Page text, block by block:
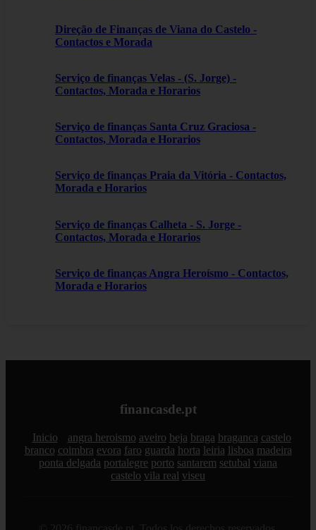
Direção de Finanças de Viana do Castelo -
Contactos e Morada
Serviço de finanças Velas - (S. Jorge) -
Contactos, Morada e Horarios
Serviço de finanças Santa Cruz Graciosa -
Contactos, Morada e Horarios
Serviço de finanças Praia da Vitória - Contactos,
Morada e Horarios
Serviço de finanças Calheta - S. Jorge -
Contactos, Morada e Horarios
Serviço de finanças Angra Heroísmo - Contactos,
Morada e Horarios
financasde.pt
Inicio angra heroismo aveiro beja braga braganca castelo
branco coimbra evora faro guarda horta leiria lisboa madeira
ponta delgada portalegre porto santarem setubal viana
castelo vila real viseu